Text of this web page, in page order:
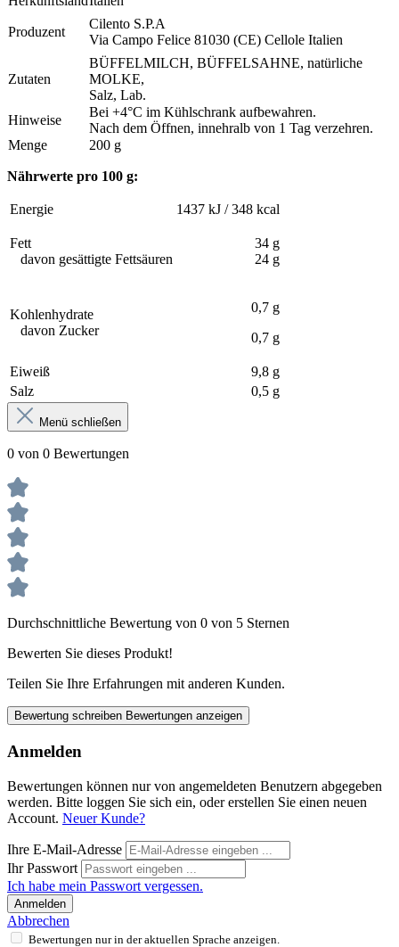
Produzent
Cilento S.P.A
Via Campo Felice 81030 (CE) Cellole Italien
Zutaten
BÜFFELMILCH, BÜFFELSAHNE, natürliche
MOLKE,
Salz, Lab.
Hinweise
Bei +4°C im Kühlschrank aufbewahren.
Nach dem Öffnen, innehralb von 1 Tag verzehren.
Menge
200 g
Nährwerte pro 100 g:
Energie 1437 kJ / 348 kcal
Fett
davon gesättigte Fettsäuren
34 g
24 g
Kohlenhydrate
davon Zucker
0,7 g
0,7 g
Eiweiß
9,8 g
Salz
0,5 g
Menü schließen
0 von 0 Bewertungen
Durchschnittliche Bewertung von 0 von 5 Sternen
Bewerten Sie dieses Produkt!
Teilen Sie Ihre Erfahrungen mit anderen Kunden.
Bewertung schreiben Bewertungen anzeigen
Anmelden
Bewertungen können nur von angemeldeten Benutzern abgegeben
werden. Bitte loggen Sie sich ein, oder erstellen Sie einen neuen
Account. Neuer Kunde?
Ihre E-Mail-Adresse
Ihr Passwort
Ich habe mein Passwort vergessen.
Anmelden
Abbrechen
Bewertungen nur in der aktuellen Sprache anzeigen.